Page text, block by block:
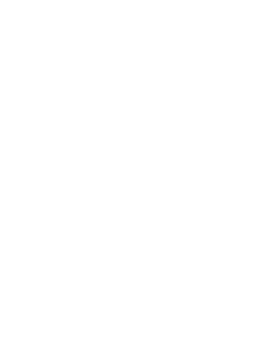
を提供させていただ
をご了承ください。
基づき作成されるも
ことをご了承くださ
す。
商品です。
定はありません。
むを得ず変更すること
ル類(PBDE) 1000ppm以下、
以下、フタル酸ジブチ
テル類) : 1000ppm、
｢規制貨物等」とい
引許可)を取得する
う必要な手段を講じ